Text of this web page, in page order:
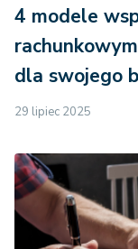
4 modele
dla swojego
29 lipiec 2025